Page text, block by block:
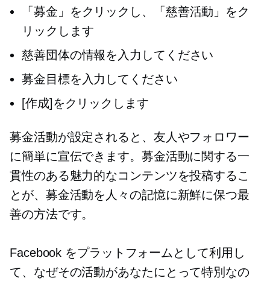
「募金」をクリックし、「慈善活動」をク
リックします
慈善団体の情報を入力してください
募金目標を入力してください
[作成]をクリックします
募金活動が設定されると、友人やフォロワー
に簡単に宣伝できます。募金活動に関する一
貫性のある魅力的なコンテンツを投稿するこ
とが、募金活動を人々の記憶に新鮮に保つ最
善の方法です。
Facebook をプラットフォームとして利用し
て、なぜその活動があなたにとって特別なの